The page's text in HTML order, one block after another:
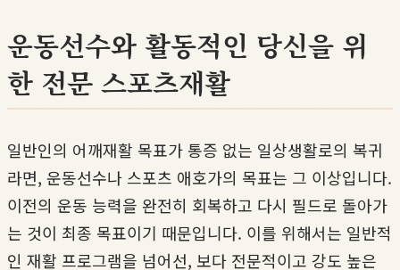
운동선수와 활동적인 당신을 위
한 전문 스포츠재활
일반인의 어깨재활 목표가 통증 없는 일상생활로의 복귀
라면, 운동선수나 스포츠 애호가의 목표는 그 이상입니다.
이전의 운동 능력을 완전히 회복하고 다시 필드로 돌아가
는 것이 최종 목표이기 때문입니다. 이를 위해서는 일반적
인 재활 프로그램을 넘어선, 보다 전문적이고 강도 높은